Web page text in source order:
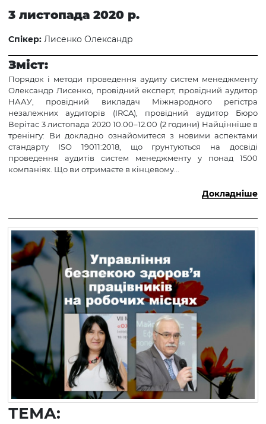
3 листопада 2020 р.
Спікер: Лисенко Олександр
Зміст:
Порядок і методи проведення аудиту систем менеджменту
Олександр Лисенко, провідний експерт, провідний аудитор
НААУ, провідний викладач Міжнародного регістра
незалежних аудиторів (IRCA), провідний аудитор Бюро
Верітас 3 листопада 2020 10.00–12.00 (2 години) Найцінніше в
тренінгу: Ви докладно ознайомитеся з новими аспектами
стандарту ISO 19011:2018, що грунтуються на досвіді
проведення аудитів систем менеджменту у понад 1500
компаніях. Що ви отримаєте в кінцевому...
Докладніше
ТЕМА: